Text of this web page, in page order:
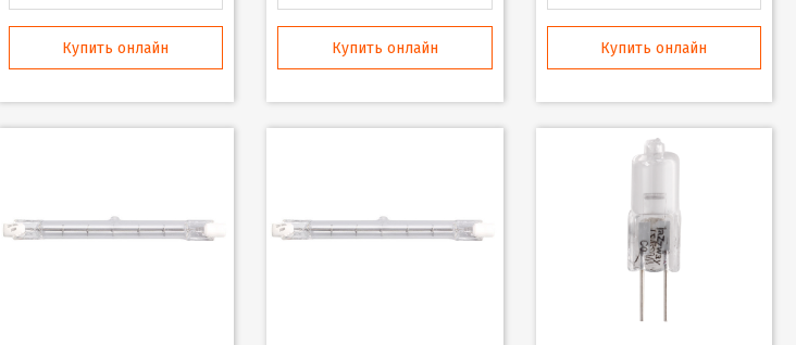
Купить онлайн Купить онлайн Купить онлайн